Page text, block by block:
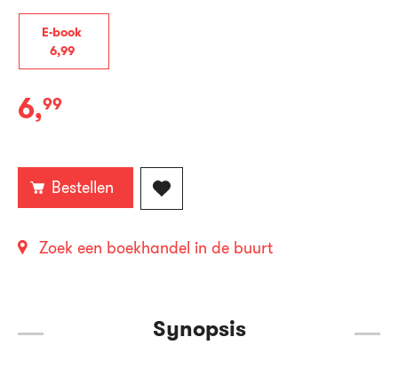
E-book
6,99
E-
6,99
Bestellen
Zoek een boekhandel in de buurt
Synopsis